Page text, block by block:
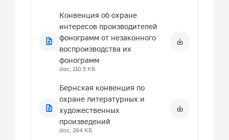
июня 1998 года (с
изменениями и
дополнениями)
doc, 71 КБ
Постановление от 1 августа
финансировании
строительства, проектно-
изыскательских,
геологоразведочных и научно-
исследовательских работ за
Конвенция об охране
интересов производителей
фонограмм от незаконного
воспроизводства их
фонограмм
doc, 110.5 КБ
Бернская конвенция по
охране литературных и
художественных
произведений
doc, 264 КБ